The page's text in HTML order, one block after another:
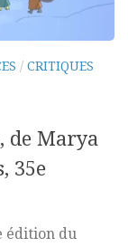
/ CRITIQUES
de Marya
35e
édition du